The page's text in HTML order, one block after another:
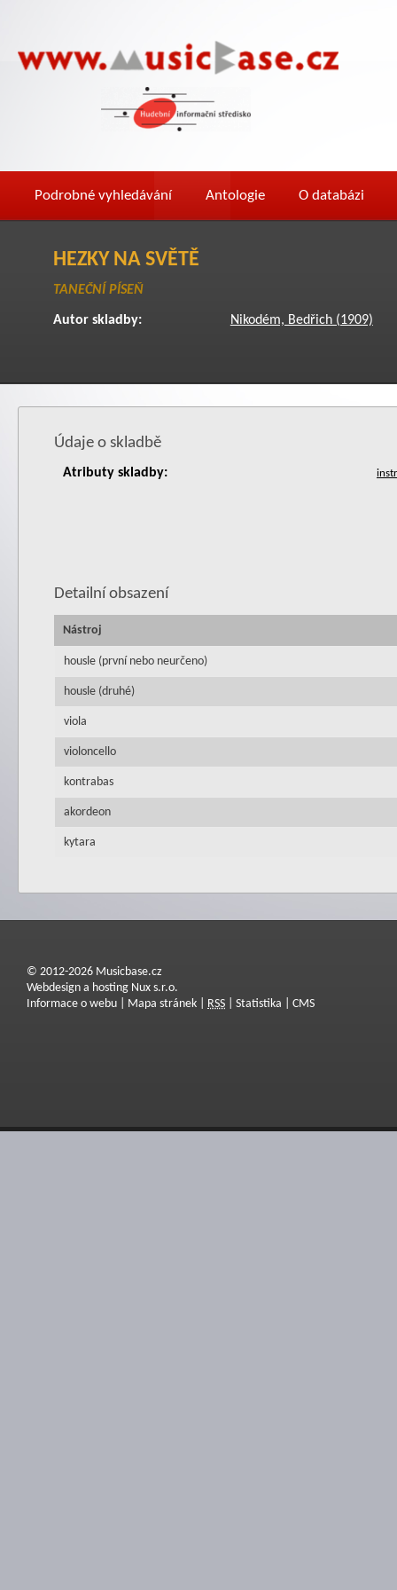
Podrobné vyhledávání Antologie O databázi
HEZKY NA SVĚTĚ
TANEČNÍ PÍSEŇ
Autor skladby: Nikodém, Bedřich (1909)
Údaje o skladbě
Atributy skladby:
Detailní obsazení
Nástroj
housle (první nebo neurčeno)
housle (druhé)
viola
violoncello
kontrabas
akordeon
kytara
© 2012-2026 Musicbase.cz
Webdesign a hosting Nux s.r.o.
Informace o webu
Mapa stránek RSS Statistika CMS